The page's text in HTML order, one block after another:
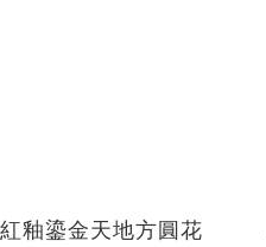
釉鎏金天地方圓花